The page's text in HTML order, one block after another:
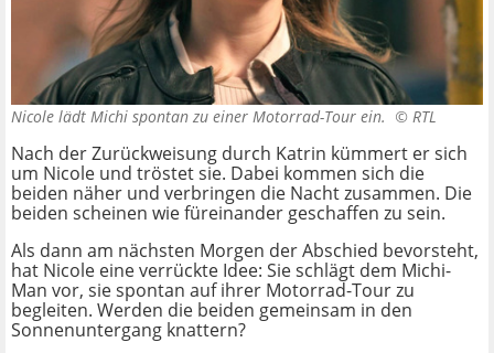
Nicole lädt Michi spontan zu einer Motorrad-Tour ein. © RTL
Nach der Zurückweisung durch Katrin kümmert er sich
um Nicole und tröstet sie. Dabei kommen sich die
beiden näher und verbringen die Nacht zusammen. Die
beiden scheinen wie füreinander geschaffen zu sein.
Als dann am nächsten Morgen der Abschied bevorsteht,
hat Nicole eine verrückte Idee: Sie schlägt dem Michi-
Man vor, sie spontan auf ihrer Motorrad-Tour zu
begleiten. Werden die beiden gemeinsam in den
Sonnenuntergang knattern?